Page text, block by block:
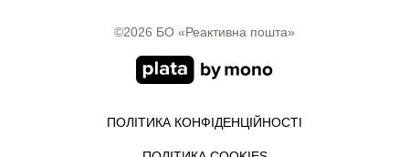
©2026 БО «Реактивна пошта»
ПОЛІТИКА КОНФІДЕНЦІЙНОСТІ